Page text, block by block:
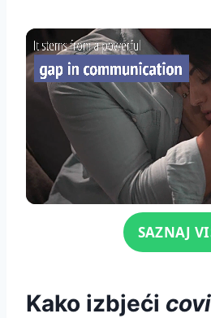
Click for soundSAZNAJ
Kako izbjeći